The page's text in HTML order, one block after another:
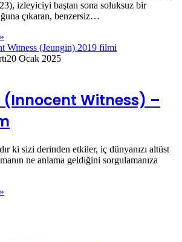
izleyiciyi baştan sona soluksuz bir
çıkaran, benzersiz…
20 Ocak 2025
Witness) –
ki sizi derinden etkiler, iç dünyanızı altüst
ne anlama geldiğini sorgulamanıza